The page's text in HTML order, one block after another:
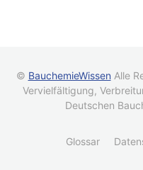
© BauchemieWissen Alle
Vervielfältigung,
Deutschen
Glossar